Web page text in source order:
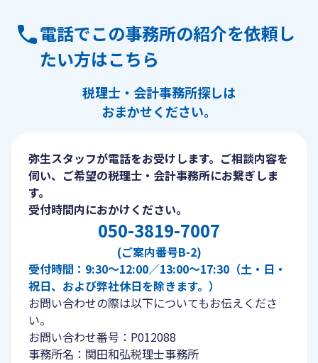
電話でこの事務所の紹介を依頼し
たい方はこちら
税理士・会計事務所探しは
おまかせください。
弥生スタッフが電話をお受けします。ご相談内容を
伺い、ご希望の税理士・会計事務所にお繋ぎしま
す。
受付時間内におかけください。
050-3819-7007
(ご案内番号B-2)
受付時間：9:30〜12:00／13:00〜17:30（土・日・
祝日、および弊社休日を除きます。）
お問い合わせの際は以下についてもお伝えくださ
い。
お問い合わせ番号：P012088
事務所名：関田和弘税理士事務所